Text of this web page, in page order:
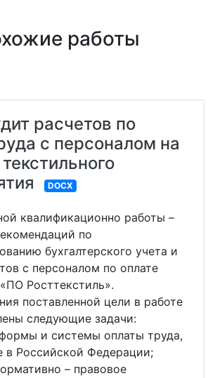
работы
расчетов по
с персоналом на
DOCX
квалификационно работы –
по
бухгалтерского учета и
с персоналом по оплате
Росттекстиль».
поставленной цели в работе
следующие задачи:
и системы оплаты труда,
в Российской Федерации;
– правовое